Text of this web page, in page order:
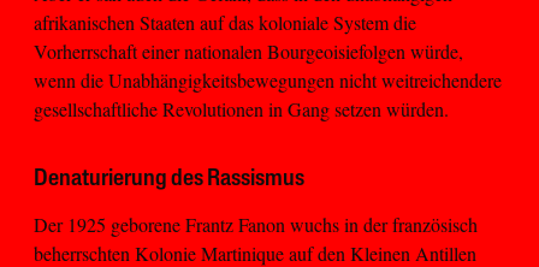
afrikanischen Staaten auf das koloniale System die
Vorherrschaft einer nationalen Bourgeoisiefolgen würde,
wenn die Unabhängigkeitsbewegungen nicht weitreichendere
gesellschaftliche Revolutionen in Gang setzen würden.
Denaturierung des Rassismus
Der 1925 geborene Frantz Fanon wuchs in der französisch
beherrschten Kolonie Martinique auf den Kleinen Antillen